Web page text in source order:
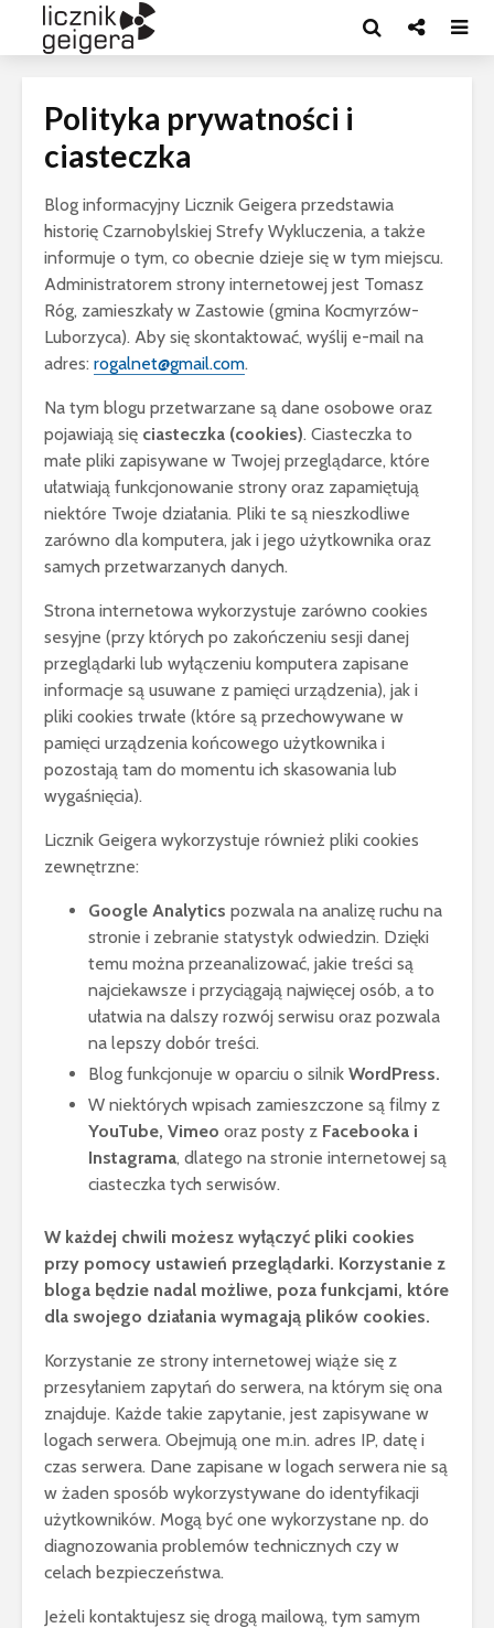
Polityka prywatności i
ciasteczka
Blog informacyjny Licznik Geigera przedstawia
historię Czarnobylskiej Strefy Wykluczenia, a także
informuje o tym, co obecnie dzieje się w tym miejscu.
Administratorem strony internetowej jest Tomasz
Róg, zamieszkały w Zastowie (gmina Kocmyrzów-
Luborzyca). Aby się skontaktować, wyślij e-mail na
adres: rogalnet@gmail.com.
Na tym blogu przetwarzane są dane osobowe oraz
pojawiają się ciasteczka (cookies). Ciasteczka to
małe pliki zapisywane w Twojej przeglądarce, które
ułatwiają funkcjonowanie strony oraz zapamiętują
niektóre Twoje działania. Pliki te są nieszkodliwe
zarówno dla komputera, jak i jego użytkownika oraz
samych przetwarzanych danych.
Strona internetowa wykorzystuje zarówno cookies
sesyjne (przy których po zakończeniu sesji danej
przeglądarki lub wyłączeniu komputera zapisane
informacje są usuwane z pamięci urządzenia), jak i
pliki cookies trwałe (które są przechowywane w
pamięci urządzenia końcowego użytkownika i
pozostają tam do momentu ich skasowania lub
wygaśnięcia).
Licznik Geigera wykorzystuje również pliki cookies
zewnętrzne:
Google Analytics pozwala na analizę ruchu na
stronie i zebranie statystyk odwiedzin. Dzięki
temu można przeanalizować, jakie treści są
najciekawsze i przyciągają najwięcej osób, a to
ułatwia na dalszy rozwój serwisu oraz pozwala
na lepszy dobór treści.
Blog funkcjonuje w oparciu o silnik WordPress.
W niektórych wpisach zamieszczone są filmy z
YouTube, Vimeo oraz posty z Facebooka i
Instagrama, dlatego na stronie internetowej są
ciasteczka tych serwisów.
W każdej chwili możesz wyłączyć pliki cookies
przy pomocy ustawień przeglądarki. Korzystanie z
bloga będzie nadal możliwe, poza funkcjami, które
dla swojego działania wymagają plików cookies.
Korzystanie ze strony internetowej wiąże się z
przesyłaniem zapytań do serwera, na którym się ona
znajduje. Każde takie zapytanie, jest zapisywane w
logach serwera. Obejmują one m.in. adres IP, datę i
czas serwera. Dane zapisane w logach serwera nie są
w żaden sposób wykorzystywane do identyfikacji
użytkowników. Mogą być one wykorzystane np. do
diagnozowania problemów technicznych czy w
celach bezpieczeństwa.
Jeżeli kontaktujesz się drogą mailową, tym samym